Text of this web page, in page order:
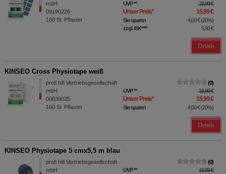
mbH
09190226
160 St Pflaster
UVP** 19,99 €
Unser Preis* 15,99 €
Sie sparen 4,00 €(20%)
zzgl. BK**** 5,90 €
Details
KINSEO Cross Physiotape weiß
profi hifi Vertriebsgesellschaft
mbH
00039025
160 St Pflaster
0
UVP** 19,99 €
Unser Preis* 15,99 €
Sie sparen 4,00 €(20%)
Details
KINSEO Physiotape 5 cmx5,5 m blau
profi hifi Vertriebsgesellschaft
mbH
0
UVP** 19,99 €